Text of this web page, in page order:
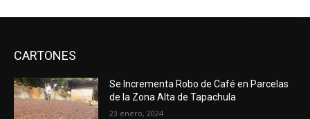
CARTONES
Se Incrementa Robo de Café en Parcelas
de la Zona Alta de Tapachula
23 enero, 2024